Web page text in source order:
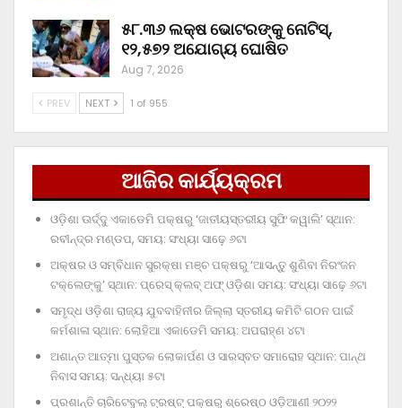
୫୮.୩୬ ଲକ୍ଷ ଭୋଟରଙ୍କୁ ନୋଟିସ୍‌,
୧୨,୫୭୨ ଅଯୋଗ୍ୟ ଘୋଷିତ
Aug 7, 2026
PREV NEXT 1 of 955
ଆଜିର କାର୍ଯ୍ୟକ୍ରମ
ଓଡ଼ିଶା ଊର୍ଦ୍ଦୁ ଏକାଡେମି ପକ୍ଷରୁ ‘ଜାତୀୟସ୍ତରୀୟ ସୁଫି କୱାଲି’ ସ୍ଥାନ:
ରବୀନ୍ଦ୍ର ମଣ୍ଡପ, ସମୟ: ସଂଧ୍ୟା ସାଢ଼େ ୬ଟା
ଅକ୍ଷର ଓ ସମ୍ବିଧାନ ସୁରକ୍ଷା ମଞ୍ଚ ପକ୍ଷରୁ ‘ଆସନ୍ତୁ ଶୁଣିବା ନିରଂଜନ
ଟକ୍‌ଲେଙ୍କୁ’ ସ୍ଥାନ: ପ୍ରେସ୍‌ କ୍ଲବ୍‌ ଅଫ୍‌ ଓଡ଼ିଶା ସମୟ: ସଂଧ୍ୟା ସାଢ଼େ ୬ଟା
ସମୃଦ୍ଧ ଓଡ଼ିଶା ରାଜ୍ୟ ଯୁବବାହିନୀର ଜିଲ୍ଲା ସ୍ତରୀୟ କମିଟି ଗଠନ ପାଇଁ
କର୍ମଶାଳା ସ୍ଥାନ: ଲୋହିଆ ଏକାଡେମି ସମୟ: ଅପରାହ୍‌ଣ ୪ଟା
ଅଶାନ୍ତ ଆତ୍ମା ପୁସ୍ତକ ଲୋକାର୍ପଣ ଓ ସାରସ୍ବତ ସମାରୋହ ସ୍ଥାନ: ପାନ୍ଥ
ନିବାସ ସମୟ: ସନ୍ଧ୍ୟା ୫ଟା
ପ୍ରଶାନ୍ତି ଚାରିଟେବୁଲ୍‌ ଟ୍ରଷ୍ଟ୍‌ ପକ୍ଷରୁ ଶ୍ରେଷ୍ଠ ଓଡ଼ିଆଣୀ ୨୦୨୨